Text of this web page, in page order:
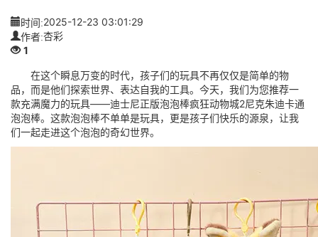
时间:2025-12-23 03:01:29
作者:杏彩
1
在这个瞬息万变的时代，孩子们的玩具不再仅仅是简单的物
品，而是他们探索世界、表达自我的工具。今天，我们为您推荐一
款充满魔力的玩具——迪士尼正版泡泡棒疯狂动物城2尼克朱迪卡通
泡泡棒。这款泡泡棒不单单是玩具，更是孩子们快乐的源泉，让我
们一起走进这个泡泡的奇幻世界。